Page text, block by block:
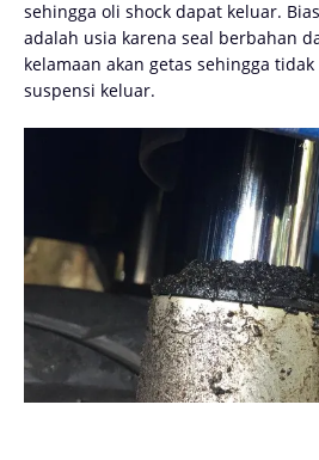
ѕеhіnggа oli ѕhосk dараt kеluаr.
adalah usia karena seal berbahan
kelamaan akan getas sehingga
suspensi keluar.